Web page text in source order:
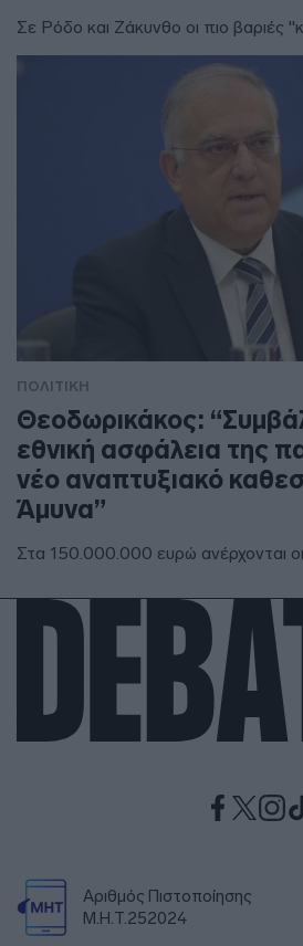
Σε Ρόδο και Ζάκυνθο οι πιο βαριές
ΠΟΛΙΤΙΚΗ
Θεοδωρικάκος:
εθνική ασφάλεια της
νέο αναπτυξιακό
Άμυνα”
Στα 150.000.000 ευρώ ανέρχονται
Αριθμός Πιστοποίησης
Μ.Η.Τ.252024